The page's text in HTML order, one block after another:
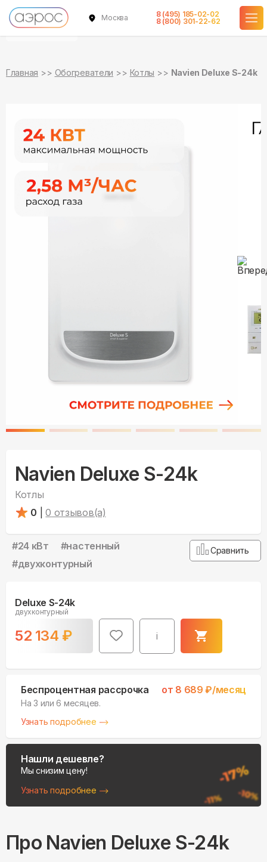
Москва
8 (495) 185-02-02
8 (800) 301-22-62
Главная Обогреватели Котлы Navien Deluxe S-24k
Navien Deluxe S-24k
Котлы
0
0 отзывов(а)
#24 кВт #настенный
#двухконтурный
Сравнить
Deluxe S-24k
двухконтурный
52 134 ₽ i
уточняйте
о наличии
Беспроцентная рассрочка от 8 689 ₽/месяц
На 3 или 6 месяцев.
Узнать подробнее
Нашли дешевле?
Мы снизим цену!
Узнать подробнее
Про Navien Deluxe S-24k